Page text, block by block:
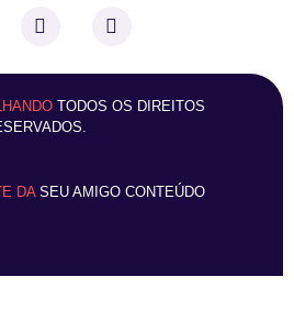
TODOS OS DIREITOS
DA SEU AMIGO CONTEÚDO